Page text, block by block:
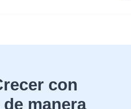
con
manera